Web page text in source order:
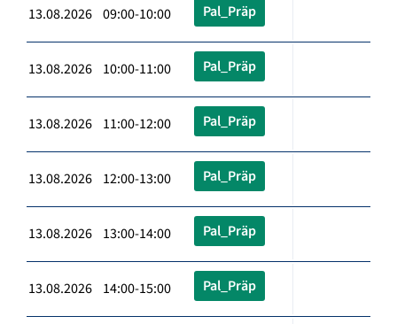
13.08.2026 09:00-10:00 Pal_Präp
13.08.2026 10:00-11:00 Pal_Präp
13.08.2026 11:00-12:00 Pal_Präp
13.08.2026 12:00-13:00 Pal_Präp
13.08.2026 13:00-14:00 Pal_Präp
13.08.2026 14:00-15:00 Pal_Präp